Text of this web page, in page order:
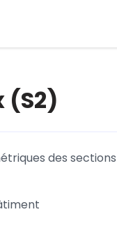
(S2)
des